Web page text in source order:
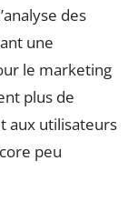
des
une
le marketing
plus de
aux utilisateurs
peu